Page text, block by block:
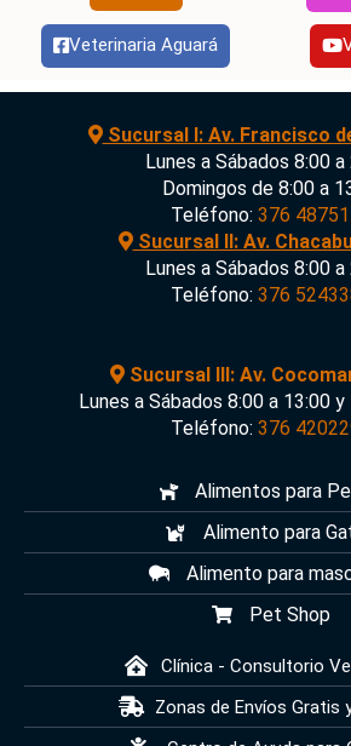
Veterinaria Aguará
Sucursal I: Av. Francisco
Lunes a Sábados 8:00 a
Domingos de 8:00 a
Teléfono: 376
Sucursal II: Av.
Lunes a Sábados 8:00 a
Teléfono: 376
Sucursal III: Av.
Lunes a Sábados 8:00 a 13:00
Teléfono: 376
Alimentos para
Alimento para
Alimento para
Pet Shop
Clínica - Consultorio
Zonas de Envíos Gratis